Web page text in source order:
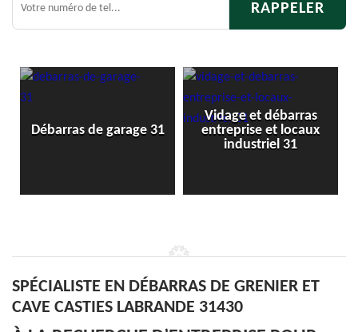
de garage 31
Vidage et débarras
entreprise et locaux
industriel 31
SPÉCIALISTE EN DÉBARRAS DE GRENIER ET
CAVE CASTIES LABRANDE 31430